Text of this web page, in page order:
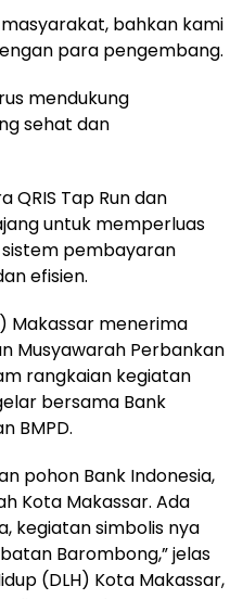
bahkan kami
para pengembang.
mendukung
sehat dan
QRIS Tap Run dan
untuk memperluas
sistem pembayaran
efisien.
Makassar menerima
Musyawarah Perbankan
rangkaian kegiatan
bersama Bank
BMPD.
pohon Bank Indonesia,
Kota Makassar. Ada
kegiatan simbolis nya
Barombong,” jelas
(DLH) Kota Makassar,